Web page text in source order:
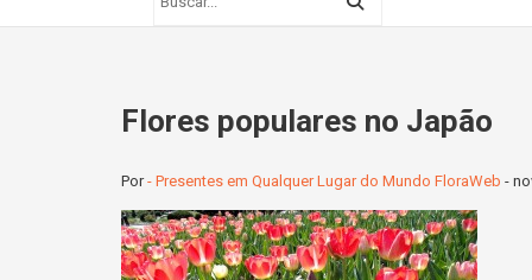
Flores populares no Japão
Por- Presentes em Qualquer Lugar do Mundo FloraWeb -